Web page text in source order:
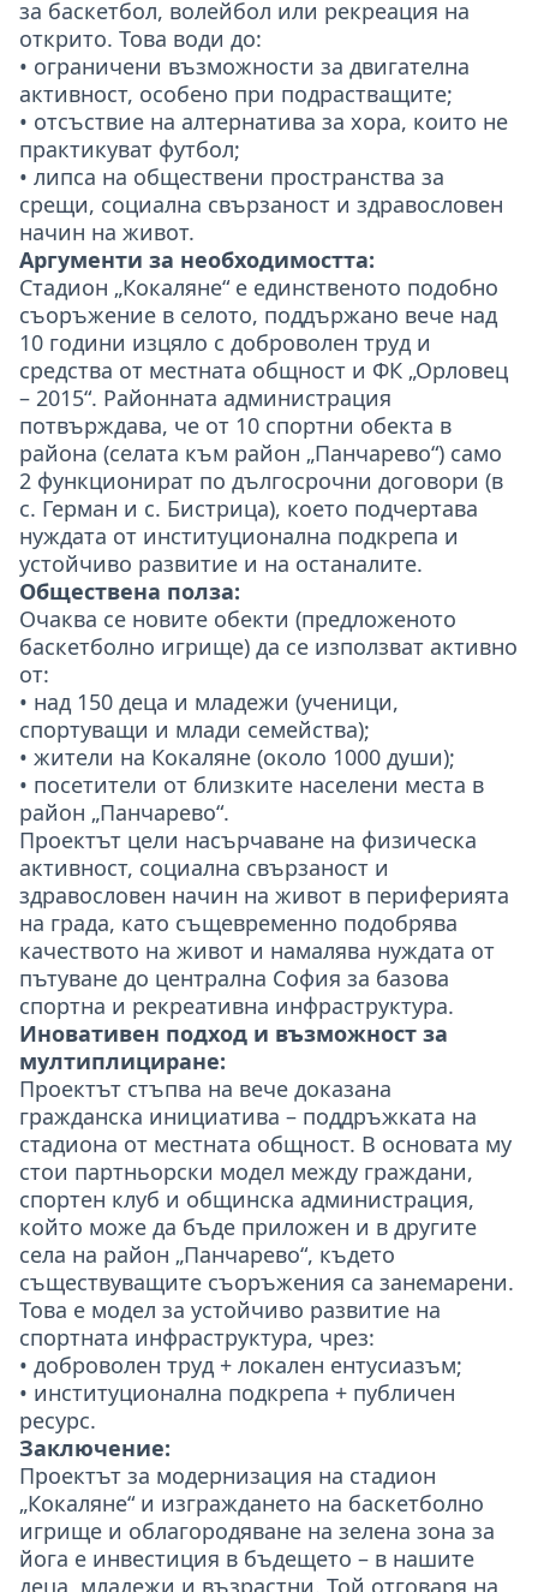
за баскетбол, волейбол или рекреация на
открито. Това води до:
• ограничени възможности за двигателна
активност, особено при подрастващите;
• отсъствие на алтернатива за хора, които не
практикуват футбол;
• липса на обществени пространства за
срещи, социална свързаност и здравословен
начин на живот.
Аргументи за необходимостта:
Стадион „Кокаляне“ е единственото подобно
съоръжение в селото, поддържано вече над
10 години изцяло с доброволен труд и
средства от местната общност и ФК „Орловец
– 2015“. Районната администрация
потвърждава, че от 10 спортни обекта в
района (селата към район „Панчарево“) само
2 функционират по дългосрочни договори (в
с. Герман и с. Бистрица), което подчертава
нуждата от институционална подкрепа и
устойчиво развитие и на останалите.
Обществена полза:
Очаква се новите обекти (предложеното
баскетболно игрище) да се използват активно
от:
• над 150 деца и младежи (ученици,
спортуващи и млади семейства);
• жители на Кокаляне (около 1000 души);
• посетители от близките населени места в
район „Панчарево“.
Проектът цели насърчаване на физическа
активност, социална свързаност и
здравословен начин на живот в периферията
на града, като същевременно подобрява
качеството на живот и намалява нуждата от
пътуване до централна София за базова
спортна и рекреативна инфраструктура.
Иновативен подход и възможност за
мултиплициране:
Проектът стъпва на вече доказана
гражданска инициатива – поддръжката на
стадиона от местната общност. В основата му
стои партньорски модел между граждани,
спортен клуб и общинска администрация,
който може да бъде приложен и в другите
села на район „Панчарево“, където
съществуващите съоръжения са занемарени.
Това е модел за устойчиво развитие на
спортната инфраструктура, чрез:
• доброволен труд + локален ентусиазъм;
• институционална подкрепа + публичен
ресурс.
Заключение:
Проектът за модернизация на стадион
„Кокаляне“ и изграждането на баскетболно
игрище и облагородяване на зелена зона за
йога е инвестиция в бъдещето – в нашите
деца, младежи и възрастни. Той отговаря на